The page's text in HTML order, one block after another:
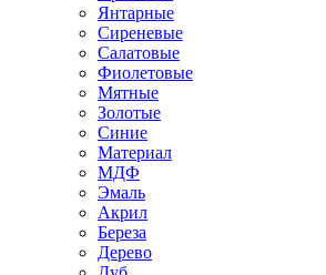
Янтарные
Сиреневые
Салатовые
Фиолетовые
Мятные
Золотые
Синие
Материал
МДФ
Эмаль
Акрил
Береза
Дерево